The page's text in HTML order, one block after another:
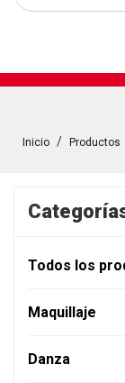
Inicio Productos
Todos los
Maquillaje
Danza